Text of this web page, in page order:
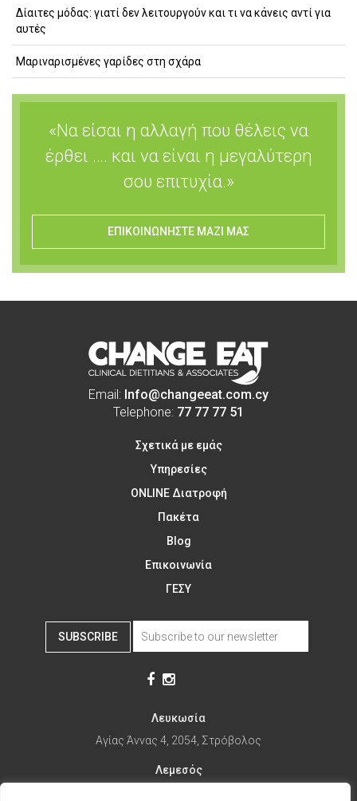
Δίαιτες μόδας: γιατί δεν λειτουργούν και τι να κάνεις αντί για
αυτές
Μαριναρισμένες γαρίδες στη σχάρα
«Να είσαι η αλλαγή που θέλεις να
έρθει …. και να είναι η μεγαλύτερη
σου επιτυχία.»
ΕΠΙΚΟΙΝΩΝΗΣΤΕ ΜΑΖΙ ΜΑΣ
Email: Info@changeeat.com.cy
Telephone: 77 77 77 51
Σχετικά με εμάς
Υπηρεσίες
ONLINE Διατροφή
Πακέτα
Blog
Επικοινωνία
ΓΕΣΥ
SUBSCRIBE
Λευκωσία
Αγίας Άννας 4, 2054, Στρόβολος
Λεμεσός